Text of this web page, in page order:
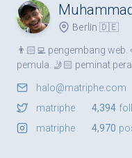
Berlin 🇩🇪
👨🏻‍💻 pengembang
pemula. 🤳🏻 peminat
halo@matriphe.com
matriphe
4,394
matriphe
4,970